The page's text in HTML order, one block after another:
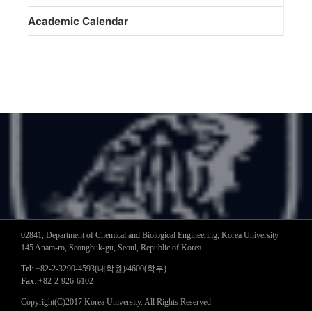
Academic Calendar
02841, Department of Chemical and Biological Engineering, Korea University
145 Anam-ro, Seongbuk-gu, Seoul, Republic of Korea
Tel: +82-2-3290-4593(대학원)/4600(학부)
Fax: +82-2-926-6102
Copyright(C)2017 Korea University. All Rights Reserved